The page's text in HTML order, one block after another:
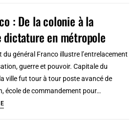
restaurants
(avec
sans
alcool)
: De la colonie à la
dictature en métropole
du général Franco illustre l’entrelacement
guerre et pouvoir. Capitale du
ville fut tour à tour poste avancé de
école de commandement pour…
Tétouan